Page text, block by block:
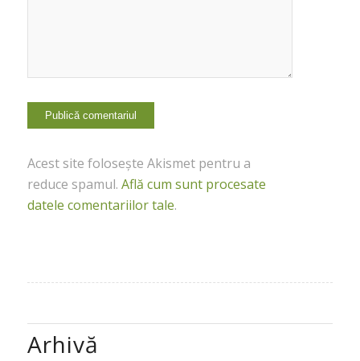
Acest site folosește Akismet pentru a
reduce spamul. Află cum sunt procesate
datele comentariilor tale.
Arhivă